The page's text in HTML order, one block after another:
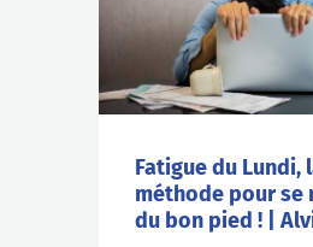
Fatigue du Lundi,
méthode pour se
du bon pied ! |